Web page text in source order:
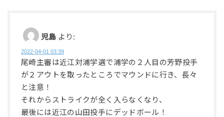
児島 より:
2022-04-01 03:39
尾崎主審は近江対浦学選で浦学の２人目の芳野投手
が２アウトを取ったところでマウンドに行き、長々
と注意！
それからストライクが全く入らなくなり、
最後には近江の山田投手にデッドボール！